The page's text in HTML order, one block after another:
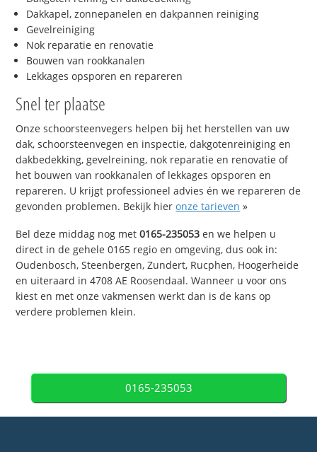
Dakkapel, zonnepanelen en dakpannen reiniging
Gevelreiniging
Nok reparatie en renovatie
Bouwen van rookkanalen
Lekkages opsporen en repareren
Snel ter plaatse
Onze schoorsteenvegers helpen bij het herstellen van uw
dak, schoorsteenvegen en inspectie, dakgotenreiniging en
dakbedekking, gevelreining, nok reparatie en renovatie of
het bouwen van rookkanalen of lekkages opsporen en
repareren. U krijgt professioneel advies én we repareren de
gevonden problemen. Bekijk hieronze tarieven »
Bel deze middag nog met0165-235053 en we helpen u
direct in de gehele 0165 regio en omgeving, dus ook in:
Oudenbosch, Steenbergen, Zundert, Rucphen, Hoogerheide
en uiteraard in 4708 AE Roosendaal. Wanneer u voor ons
kiest en met onze vakmensen werkt dan is de kans op
verdere problemen klein.
0165-235053